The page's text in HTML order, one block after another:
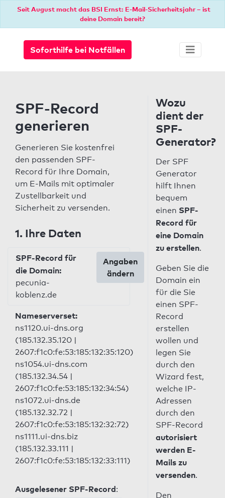
Seit August macht das BSI Ernst: E-Mail-Sicherheitsjahr – ist
deine Domain bereit?
Soforthilfe bei Notfällen
SPF-Record
generieren
Generieren Sie kostenfrei
den passenden SPF-
Record für Ihre Domain,
um E-Mails mit optimaler
Zustellbarkeit und
Sicherheit zu versenden.
1. Ihre Daten
SPF-Record für
die Domain:
pecunia-
koblenz.de
Angaben
ändern
Nameserverset:
ns1120.ui-dns.org
(185.132.35.120 |
2607:f1c0:fe:53:185:132:35:120)
ns1054.ui-dns.com
(185.132.34.54 |
2607:f1c0:fe:53:185:132:34:54)
ns1072.ui-dns.de
(185.132.32.72 |
2607:f1c0:fe:53:185:132:32:72)
ns1111.ui-dns.biz
(185.132.33.111 |
2607:f1c0:fe:53:185:132:33:111)
Ausgelesener SPF-Record:
Wozu
dient der
SPF-
Generator?
Der SPF
Generator
hilft Ihnen
bequem
einen SPF-
Record für
eine Domain
zu erstellen.
Geben Sie die
Domain ein
für die Sie
einen SPF-
Record
erstellen
wollen und
legen Sie
durch den
Wizard fest,
welche IP-
Adressen
durch den
SPF-Record
autorisiert
werden E-
Mails zu
versenden.
Den